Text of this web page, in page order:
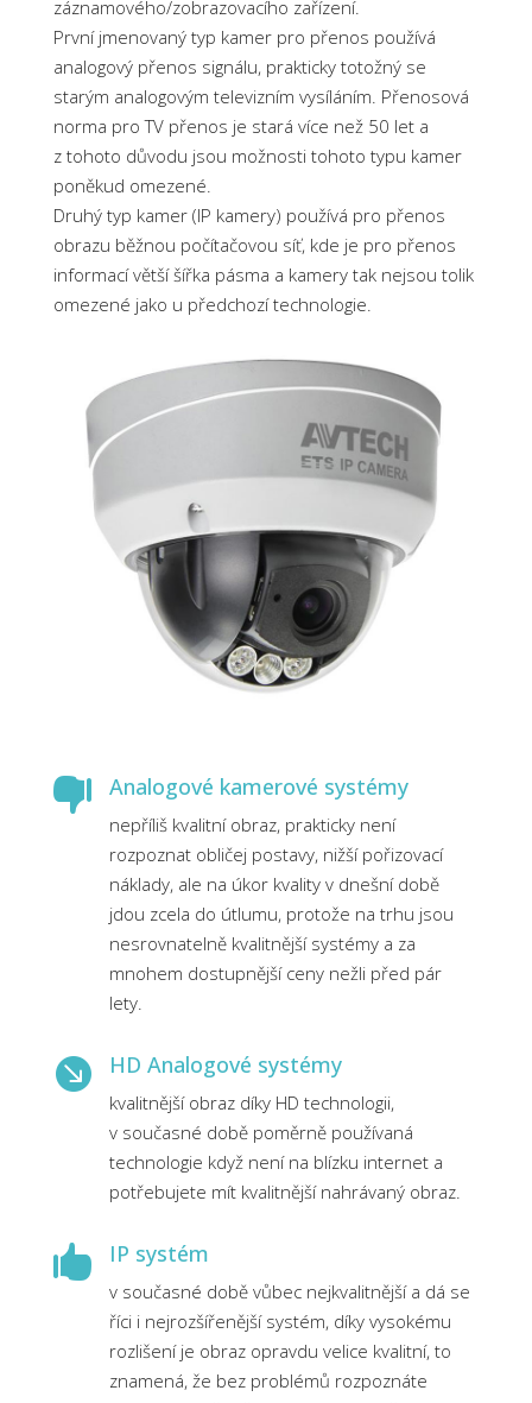
záznamového/zobrazovacího zařízení.
První jmenovaný typ kamer pro přenos používá
analogový přenos signálu, prakticky totožný se
starým analogovým televizním vysíláním. Přenosová
norma pro TV přenos je stará více než 50 let a
z tohoto důvodu jsou možnosti tohoto typu kamer
poněkud omezené.
Druhý typ kamer (IP kamery) používá pro přenos
obrazu běžnou počítačovou síť, kde je pro přenos
informací větší šířka pásma a kamery tak nejsou tolik
omezené jako u předchozí technologie.
 Analogové kamerové systémy
nepříliš kvalitní obraz, prakticky není
rozpoznat obličej postavy, nižší pořizovací
náklady, ale na úkor kvality v dnešní době
jdou zcela do útlumu, protože na trhu jsou
nesrovnatelně kvalitnější systémy a za
mnohem dostupnější ceny nežli před pár
lety.
 HD Analogové systémy
kvalitnější obraz díky HD technologii,
v současné době poměrně používaná
technologie když není na blízku internet a
potřebujete mít kvalitnější nahrávaný obraz.
 IP systém
v současné době vůbec nejkvalitnější a dá se
říci i nejrozšířenější systém, díky vysokému
rozlišení je obraz opravdu velice kvalitní, to
znamená, že bez problémů rozpoznáte